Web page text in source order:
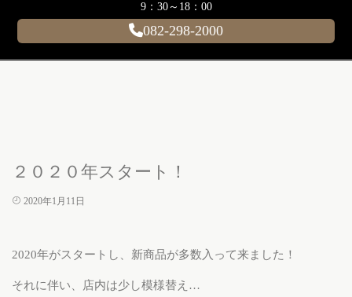
9：30～18：00
082-298-2000
２０２０年スタート！
2020年1月11日
2020年がスタートし、新商品が多数入って来ました！
それに伴い、店内は少し模様替え…